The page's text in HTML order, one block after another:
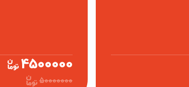
4500000
50000000